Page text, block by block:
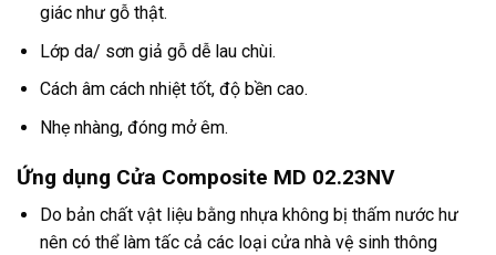
giác như gỗ thật.
Lớp da/ sơn giả gỗ dễ lau chùi.
Cách âm cách nhiệt tốt, độ bền cao.
Nhẹ nhàng, đóng mở êm.
Ứng dụng Cửa Composite MD 02.23NV
Do bản chất vật liệu bằng nhựa không bị thấm nước hư
nên có thể làm tấc cả các loại cửa nhà vệ sinh thông